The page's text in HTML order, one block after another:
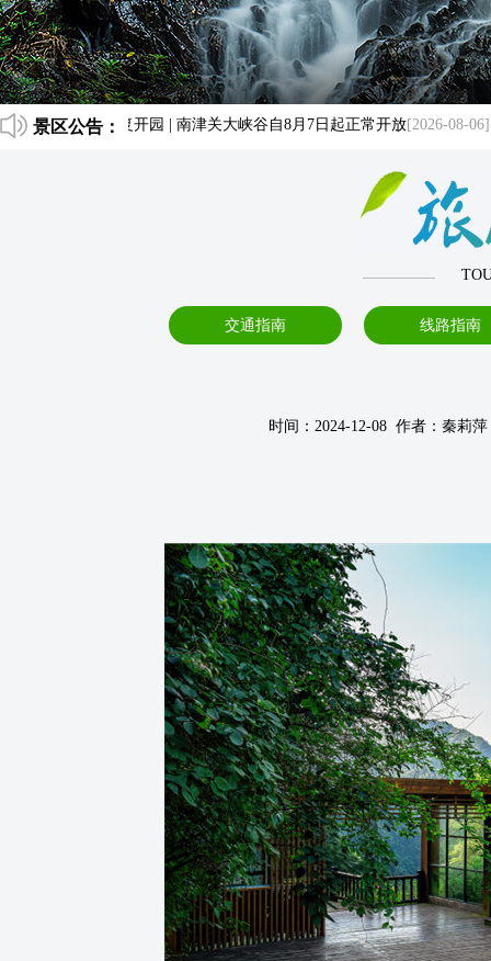
景区公告：
08-07] 恢复开园 | 南津关大峡谷自8月7日起正常开放[2026-08-06]
交通指南 线路指南
时间：2024-12-08 作者：秦莉